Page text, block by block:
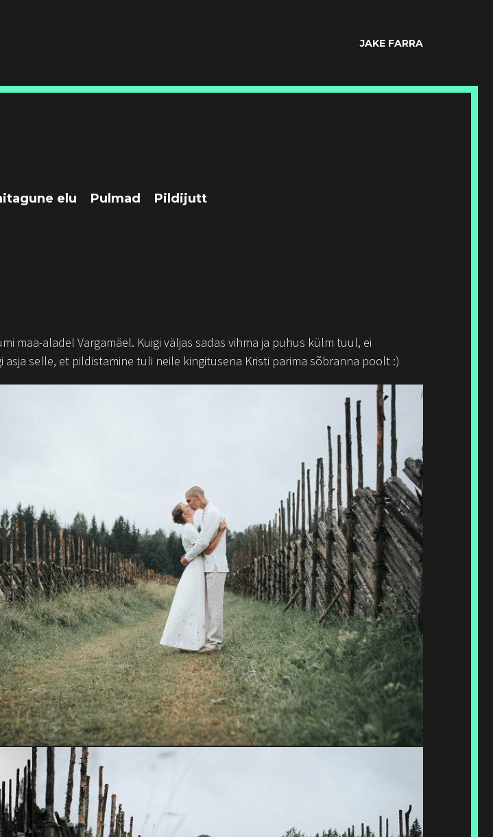
JAKE FARRA
elu Pulmad Pildijutt
maa-aladel Vargamäel. Kuigi väljas sadas vihma ja puhus külm tuul, ei
selle, et pildistamine tuli neile kingitusena Kristi parima sõbranna poolt :)